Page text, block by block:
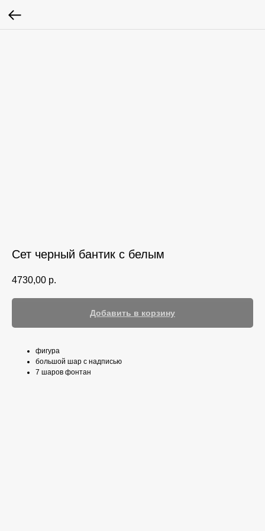
Сет черный бантик с белым
4730,00 р.
Добавить в корзину
фигура
большой шар с надписью
7 шаров фонтан